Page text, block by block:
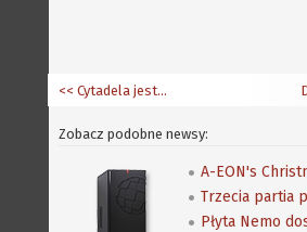
<< Cytadela jest "łatana"
Zobacz podobne newsy: